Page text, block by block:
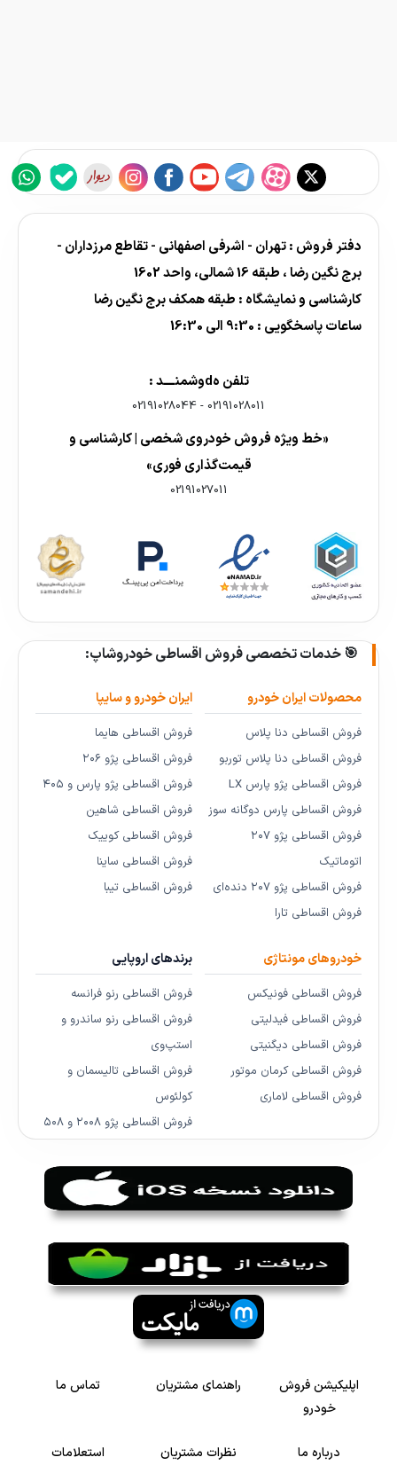
دفتر فروش : تهران - اشرفی اصفهانی - تقاطع مرزداران -
برج نگین رضا ، طبقه 16 شمالی، واحد 1602
کارشناسی و نمایشگاه : طبقه همکف برج نگین رضا
ساعات پاسخگویی : 9:30 الی 16:30
تلفن هdوشمنــــد :
02191028011
-
02191028044
«خط ویژه فروش خودروی شخصی | کارشناسی و
قیمت‌گذاری فوری»
02191027011
🎯 خدمات تخصصی فروش اقساطی خودروشاپ:
محصولات ایران خودرو
فروش اقساطی دنا پلاس
فروش اقساطی دنا پلاس توربو
فروش اقساطی پژو پارس LX
فروش اقساطی پارس دوگانه سوز
فروش اقساطی پژو ۲۰۷
اتوماتیک
فروش اقساطی پژو ۲۰۷ دنده‌ای
فروش اقساطی تارا
ایران خودرو و سایپا
فروش اقساطی هایما
فروش اقساطی پژو ۲۰۶
فروش اقساطی پژو پارس و ۴۰۵
فروش اقساطی شاهین
فروش اقساطی کوییک
فروش اقساطی ساینا
فروش اقساطی تیبا
خودروهای مونتاژی
فروش اقساطی فونیکس
فروش اقساطی فیدلیتی
فروش اقساطی دیگنیتی
فروش اقساطی کرمان موتور
فروش اقساطی لاماری
برندهای اروپایی
فروش اقساطی رنو فرانسه
فروش اقساطی رنو ساندرو و
استپ‌وی
فروش اقساطی تالیسمان و
کولئوس
فروش اقساطی پژو ۲۰۰۸ و ۵۰۸
اپلیکیشن فروش
خودرو
راهنمای مشتریان تماس ما
درباره ما نظرات مشتریان استعلامات